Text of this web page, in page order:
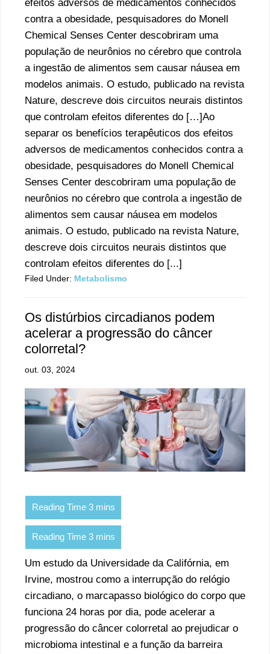
efeitos adversos de medicamentos conhecidos
contra a obesidade, pesquisadores do Monell
Chemical Senses Center descobriram uma
população de neurônios no cérebro que controla
a ingestão de alimentos sem causar náusea em
modelos animais. O estudo, publicado na revista
Nature, descreve dois circuitos neurais distintos
que controlam efeitos diferentes do […]Ao
separar os benefícios terapêuticos dos efeitos
adversos de medicamentos conhecidos contra a
obesidade, pesquisadores do Monell Chemical
Senses Center descobriram uma população de
neurônios no cérebro que controla a ingestão de
alimentos sem causar náusea em modelos
animais. O estudo, publicado na revista Nature,
descreve dois circuitos neurais distintos que
controlam efeitos diferentes do [...]
Filed Under: Metabolismo
Os distúrbios circadianos podem
acelerar a progressão do câncer
colorretal?
out. 03, 2024
Um estudo da Universidade da Califórnia, em
Irvine, mostrou como a interrupção do relógio
circadiano, o marcapasso biológico do corpo que
funciona 24 horas por dia, pode acelerar a
progressão do câncer colorretal ao prejudicar o
microbioma intestinal e a função da barreira